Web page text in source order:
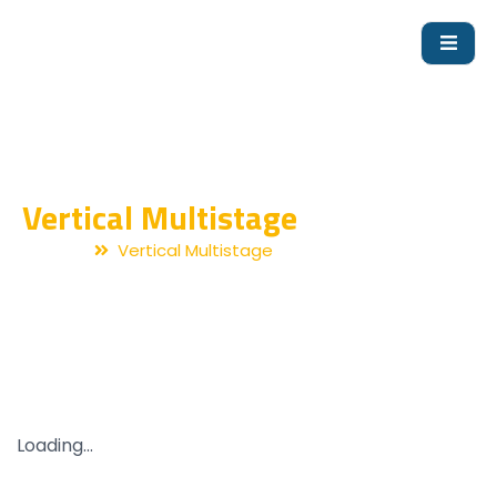
Vertical Multistage
Vertical Multistage
Loading...